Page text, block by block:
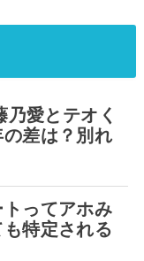
乃愛とテオく
差は？別れ
ってアホみ
特定される